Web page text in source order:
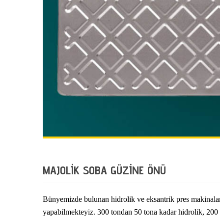
MAJOLİK SOBA GÜZİNE ÖNÜ
Bünyemizde bulunan hidrolik ve eksantrik pres
yapabilmekteyiz. 300 tondan 50 tona kadar hidrolik,